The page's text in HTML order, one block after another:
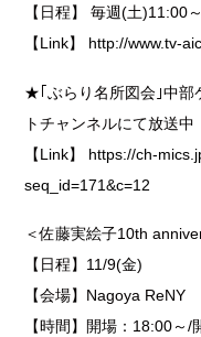
【日程】 毎週(土)11:00
【Link】 http://www.tv-
★｢ぶらり名所図会｣中部
トチャンネルにて放送中
【Link】 https://ch-
seq_id=171&c=12
＜佐藤実絵子10th
【日程】11/9(金)
【会場】Nagoya ReNY
【時間】開場：18:00～/